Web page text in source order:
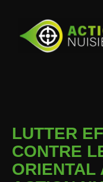
LUTTER
CONTRE
ORIENTAL